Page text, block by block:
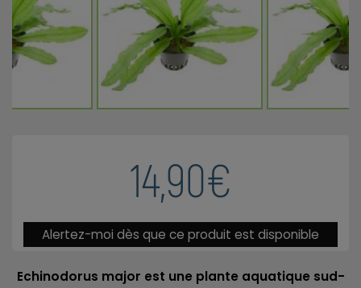
14,90€
Alertez-moi dès que ce produit est disponible
Echinodorus major est une plante aquatique sud-